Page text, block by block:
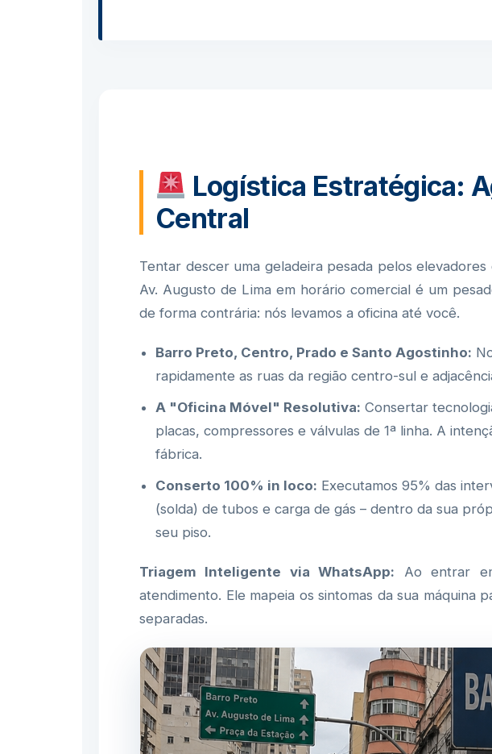
Logística Estratégica:
Central
Tentar descer uma geladeira pesada pelos
Av. Augusto de Lima em horário comercial é um
de forma contrária: nós levamos a oficina até você.
Barro Preto, Centro, Prado e Santo Agostinho:
rapidamente as ruas da região centro-sul e
A "Oficina Móvel" Resolutiva: Consertar
placas, compressores e válvulas de 1ª linha. A
fábrica.
Conserto 100% in loco: Executamos 95% das
(solda) de tubos e carga de gás – dentro da sua
seu piso.
Triagem Inteligente via WhatsApp: Ao entrar
atendimento. Ele mapeia os sintomas da sua
separadas.